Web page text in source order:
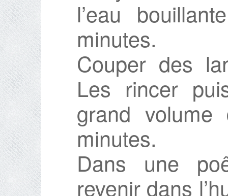
l’eau
minutes.
Couper des
Les rincer
grand volume
minutes.
Dans une
revenir dans